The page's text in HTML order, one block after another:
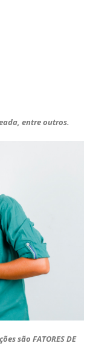
entre outros.
são FATORES DE